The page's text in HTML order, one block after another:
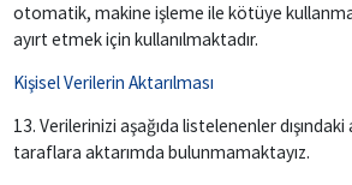
otomatik, makine işleme ile kötüye kullanmak
ayırt etmek için kullanılmaktadır.
Kişisel Verilerin Aktarılması
13. Verilerinizi aşağıda listelenenler
taraflara aktarımda bulunmamaktayız.